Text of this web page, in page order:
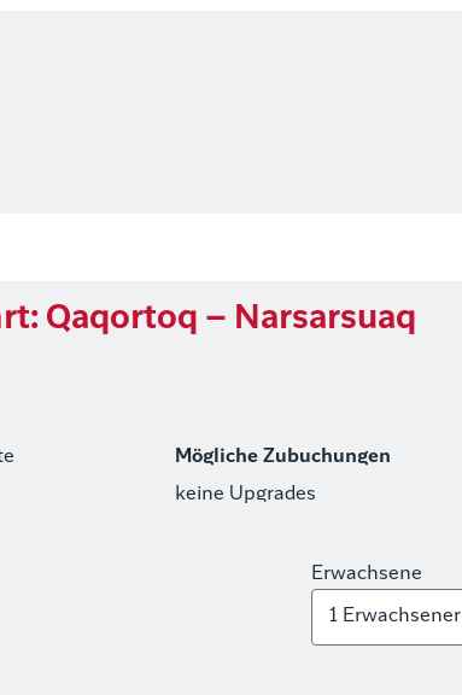
Qaqortoq – Narsarsuaq
Mögliche Zubuchungen
keine Upgrades
Erwachsene
1 Erwachsener